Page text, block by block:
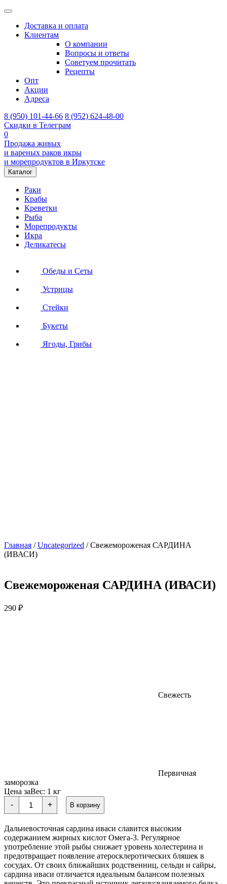
Доставка и оплата
Клиентам
О компании
Вопросы и ответы
Советуем прочитать
Рецепты
Опт
Акции
Адреса
8 (950) 101-44-66 8 (952) 624-48-00
Скидки в Телеграм
0
Продажа живых
и вареных раков икры
и морепродуктов в Иркутске
Каталог
Раки
Крабы
Креветки
Рыба
Морепродукты
Икра
Деликатесы
Обеды и Сеты
Устрицы
Стейки
Букеты
Ягоды, Грибы
Главная /Uncategorized / Свежемороженая САРДИНА
(ИВАСИ)
Свежемороженая САРДИНА (ИВАСИ)
290 ₽
Свежесть
Первичная
заморозка
Цена заВес: 1 кг
-
Количество
товара
Свежемороженая
(ИВАСИ)
+ В корзину
Дальневосточная сардина иваси славится высоким
содержанием жирных кислот Омега-3. Регулярное
употребление этой рыбы снижает уровень холестерина и
предотвращает появление атеросклеротических бляшек в
сосудах. От своих ближайших родственниц, сельди и сайры,
сардина иваси отличается идеальным балансом полезных